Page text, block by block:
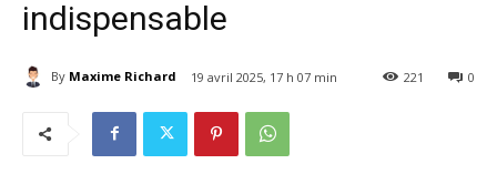
indispensable
By Maxime Richard 19 avril 2025, 17 h 07 min 0
221